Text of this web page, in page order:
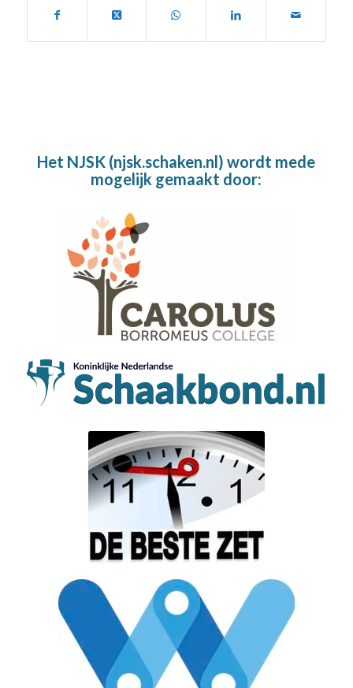
Het NJSK (njsk.schaken.nl) wordt mede
mogelijk gemaakt door: